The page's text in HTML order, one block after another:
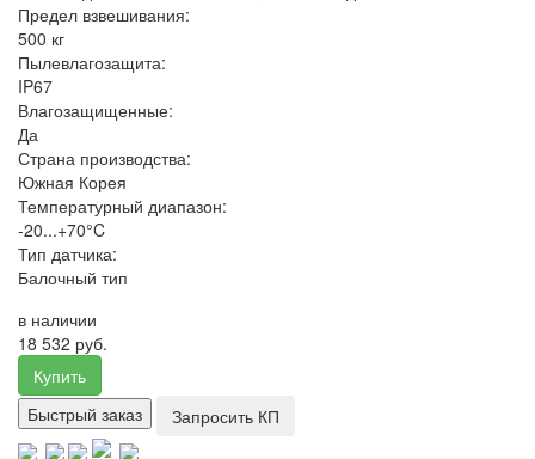
Предел взвешивания:
500 кг
Пылевлагозащита:
IP67
Влагозащищенные:
Да
Страна производства:
Южная Корея
Температурный диапазон:
-20...+70°C
Тип датчика:
Балочный тип
в наличии
18 532 руб.
Купить
Быстрый заказ
Запросить КП